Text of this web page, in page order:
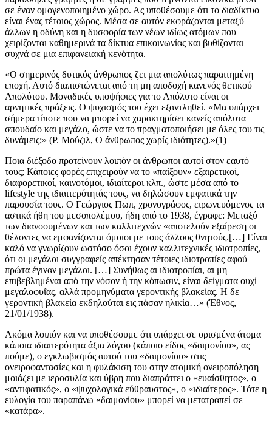
σε έναν ομογενοποιημένο χώρο. Ας υποθέσουμε ότι το διαδίκτυο
είναι ένας τέτοιος χώρος. Μέσα σε αυτόν εκφράζονται μεταξύ
άλλων η οδύνη και η δυσφορία των νέων ιδίως ατόμων που
χειρίζονται καθημερινά τα δίκτυα επικοινωνίας και βυθίζονται
συχνά σε μια επιφανειακή κενότητα.
«Ο σημερινός δυτικός άνθρωπος ζει μια απολύτως παραιτημένη
εποχή. Αυτό διαπιστώνεται από τη μη αποδοχή κανενός θετικού
Απολύτου. Μοναδικές υποψήφιες για το Απόλυτο είναι οι
αρνητικές πράξεις. Ο ψυχισμός του έχει εξαντληθεί. «Μα υπάρχει
σήμερα τίποτε που να μπορεί να χαρακτηρίσει κανείς απόλυτα
σπουδαίο και μεγάλο, ώστε να το πραγματοποιήσει με όλες του τις
δυνάμεις;» (Ρ. Μούζιλ, Ο άνθρωπος χωρίς ιδιότητες).»(1)
Ποια διέξοδο προτείνουν λοιπόν οι άνθρωποι αυτοί στον εαυτό
τους; Κάποιες φορές επιχειρούν να το «παίξουν» εξαιρετικοί,
διαφορετικοί, καινοτόμοι, ιδιαίτεροι κλπ., ώστε μέσα από το
lifestyle της ιδιαιτερότητάς τους, να δηλώσουν εμφατικά την
παρουσία τους. Ο Γεώργιος Πωπ, χρονογράφος, ειρωνευόμενος τα
αστικά ήθη του μεσοπολέμου, ήδη από το 1938, έγραφε: Μεταξύ
των διανοουμένων και των καλλιτεχνών «αποτελούν εξαίρεση οι
θέλοντες να εμφανίζονται όμοιοι με τους άλλους θνητούς.[…] Είναι
καλό να γνωρίζουν ωστόσο όσοι έχουν καλλιτεχνικές ιδιοτροπίες,
ότι οι μεγάλοι συγγραφείς απέκτησαν τέτοιες ιδιοτροπίες αφού
πρώτα έγιναν μεγάλοι. […] Συνήθως αι ιδιοτροπίαι, αι μη
επιβεβλημέναι από την νόσον ή την κόπωσιν, είναι δείγματα ουχί
μεγαλοφυΐας, αλλά προμηνύματα γεροντικής βλακείας. Η δε
γεροντική βλακεία εκδηλούται εις πάσαν ηλικία…» (Έθνος,
21/01/1938).
Ακόμα λοιπόν και να υποθέσουμε ότι υπάρχει σε ορισμένα άτομα
κάποια ιδιαιτερότητα άξια λόγου (κάποιο είδος «δαιμονίου», ας
πούμε), ο εγκλωβισμός αυτού του «δαιμονίου» στις
ονειροφαντασίες και η φυλάκιση του στην ατομική ονειροπόληση
μοιάζει με ιεροσυλία και ύβρη που διαπράττει ο «ευαίσθητος», ο
«αντιφατικός», ο «ψυχολογικά εύθραυστος», ο «ιδιαίτερος». Τότε η
ευλογία του παραπάνω «δαιμονίου» μπορεί να μετατραπεί σε
«κατάρα».